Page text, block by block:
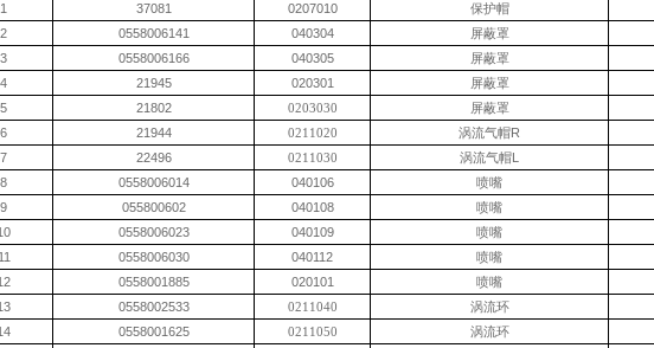
1 37081 0207010 保护帽
2
0558006141 040304 屏蔽罩
3
0558006166 040305 屏蔽罩
4
21945 020301 屏蔽罩
5
21802 0203030 屏蔽罩
6
21944 0211020 涡流气帽R
7
22496 0211030 涡流气帽L
8
0558006014 040106 喷嘴
9
055800602 040108 喷嘴
0558006023 040109 喷嘴
0558006030 040112 喷嘴
0558001885 020101 喷嘴
0558002533 0211040 涡流环
0558001625 0211050 涡流环